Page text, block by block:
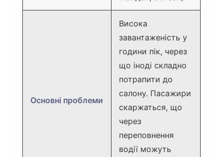
Основні проблеми
Висока
завантаженість у
години пік, через
що іноді складно
потрапити до
салону. Пасажири
скаржаться, що
через
переповнення
водії можуть